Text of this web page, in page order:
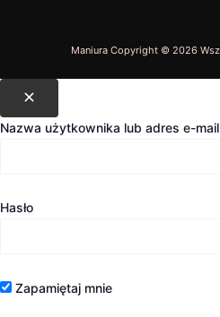
Nazwa użytkownika lub adres e-mail
Hasło
Zapamiętaj mnie